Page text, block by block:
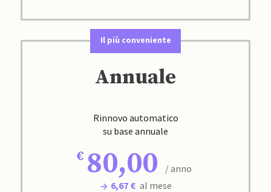
Il più conveniente
Annuale
Rinnovo automatico
su base annuale
80,00
/ anno
6,67 € al mese